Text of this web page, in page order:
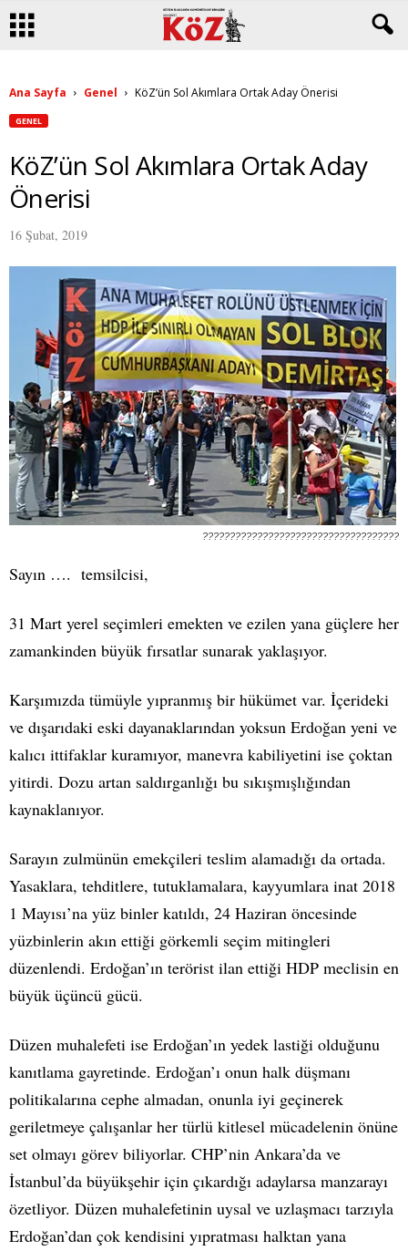
Ana Sayfa Genel KöZ’ün Sol Akımlara Ortak Aday Önerisi
GENEL
KöZ’ün Sol Akımlara Ortak Aday
Önerisi
16 Şubat, 2019
????????????????????????????????????
Sayın …. temsilcisi,
31 Mart yerel seçimleri emekten ve ezilen yana güçlere her
zamankinden büyük fırsatlar sunarak yaklaşıyor.
Karşımızda tümüyle yıpranmış bir hükümet var. İçerideki
ve dışarıdaki eski dayanaklarından yoksun Erdoğan yeni ve
kalıcı ittifaklar kuramıyor, manevra kabiliyetini ise çoktan
yitirdi. Dozu artan saldırganlığı bu sıkışmışlığından
kaynaklanıyor.
Sarayın zulmünün emekçileri teslim alamadığı da ortada.
Yasaklara, tehditlere, tutuklamalara, kayyumlara inat 2018
1 Mayısı’na yüz binler katıldı, 24 Haziran öncesinde
yüzbinlerin akın ettiği görkemli seçim mitingleri
düzenlendi. Erdoğan’ın terörist ilan ettiği HDP meclisin en
büyük üçüncü gücü.
Düzen muhalefeti ise Erdoğan’ın yedek lastiği olduğunu
kanıtlama gayretinde. Erdoğan’ı onun halk düşmanı
politikalarına cephe almadan, onunla iyi geçinerek
geriletmeye çalışanlar her türlü kitlesel mücadelenin önüne
set olmayı görev biliyorlar. CHP’nin Ankara’da ve
İstanbul’da büyükşehir için çıkardığı adaylarsa manzarayı
özetliyor. Düzen muhalefetinin uysal ve uzlaşmacı tarzıyla
Erdoğan’dan çok kendisini yıpratması halktan yana